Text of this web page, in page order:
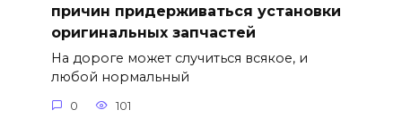
причин придерживаться установки
оригинальных запчастей
На дороге может случиться всякое, и
любой нормальный
0 101